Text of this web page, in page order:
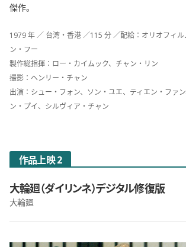
傑作。
1979 年 ／ 台湾・香港 ／115 分 ／配給：オリオフィ
ン・フー
製作総指揮：ロー・カイムック、チャン・リン
撮影：ヘンリー・チャン
出演：シュー・フォン、ソン・ユエ、ティエン・ファ
ン・プイ、シルヴィア・チャン
作品上映 2
大輪廻（ダイリンネ）デジタル修復版
大輪廻